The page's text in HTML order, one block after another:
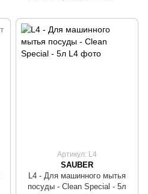
Артикул: L4
SAUBER
L4 - Для машинного мытья
посуды - Clean Special - 5л